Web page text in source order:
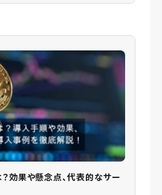
効果や懸念点、代表的なサー